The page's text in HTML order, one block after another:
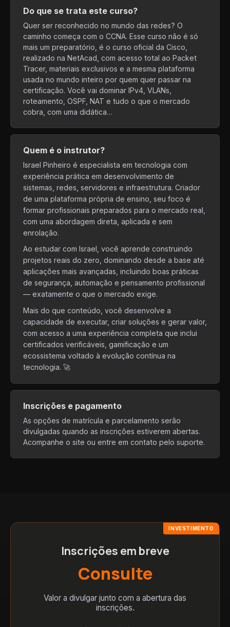
Do que se trata este curso?
Quer ser reconhecido no mundo das redes? O
caminho começa com o CCNA. Esse curso não é só
mais um preparatório, é o curso oficial da Cisco,
realizado na NetAcad, com acesso total ao Packet
Tracer, materiais exclusivos e a mesma plataforma
usada no mundo inteiro por quem quer passar na
certificação. Você vai dominar IPv4, VLANs,
roteamento, OSPF, NAT e tudo o que o mercado
cobra, com uma didática…
Quem é o instrutor?
Israel Pinheiro é especialista em tecnologia com
experiência prática em desenvolvimento de
sistemas, redes, servidores e infraestrutura. Criador
de uma plataforma própria de ensino, seu foco é
formar profissionais preparados para o mercado real,
com uma abordagem direta, aplicada e sem
enrolação.
Ao estudar com Israel, você aprende construindo
projetos reais do zero, dominando desde a base até
aplicações mais avançadas, incluindo boas práticas
de segurança, automação e pensamento profissional
— exatamente o que o mercado exige.
Mais do que conteúdo, você desenvolve a
capacidade de executar, criar soluções e gerar valor,
com acesso a uma experiência completa que inclui
certificados verificáveis, gamificação e um
ecossistema voltado à evolução contínua na
tecnologia. 🚀
Inscrições e pagamento
As opções de matrícula e parcelamento serão
divulgadas quando as inscrições estiverem abertas.
Acompanhe o site ou entre em contato pelo suporte.
INVESTIMENTO
Inscrições em breve
Consulte
Valor a divulgar junto com a abertura das
inscrições.